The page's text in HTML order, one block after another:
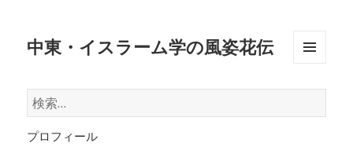
中東・イスラーム学の風姿花伝
検
索:
プロフィール